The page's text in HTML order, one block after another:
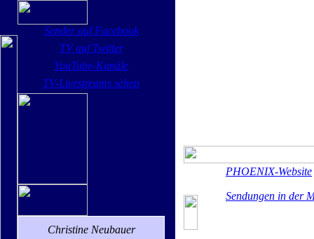
Sender auf Facebook
TV auf Twitter
YouTube-Kanäle
TV-Livestreams sehen
Christine Neubauer
PHOENIX-Website
Sendungen in der